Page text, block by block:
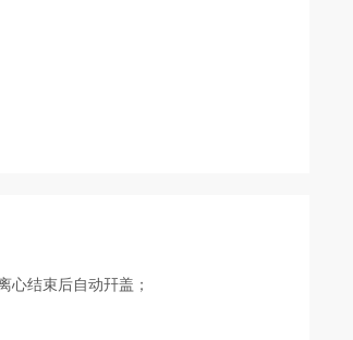
心结束后自动幵盖；